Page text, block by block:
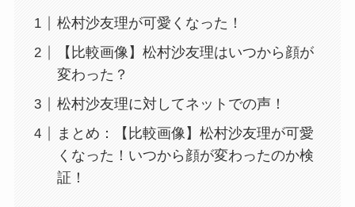
松村沙友理が可愛くなった！
【比較画像】松村沙友理はいつから顔が
変わった？
松村沙友理に対してネットでの声！
まとめ：【比較画像】松村沙友理が可愛
くなった！いつから顔が変わったのか検
証！